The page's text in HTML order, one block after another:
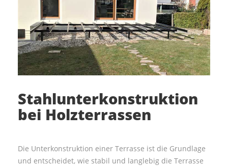
Kontakt
Stahlunterkonstruktion
bei Holzterrassen
Die Unterkonstruktion einer Terrasse ist die Grundlage
und entscheidet, wie stabil und langlebig die Terrasse